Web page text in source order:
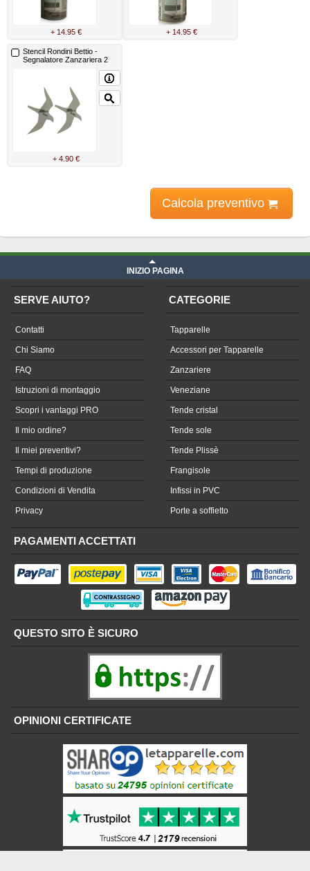
+ 14.95 € + 14.95 €
Stencil Rondini Bettio -
Segnalatore Zanzariera 2
+ 4.90 €
Calcola preventivo
INIZIO PAGINA
SERVE AIUTO?
Contatti
Chi Siamo
FAQ
Istruzioni di montaggio
Scopri i vantaggi PRO
Il mio ordine?
Il miei preventivi?
Tempi di produzione
Condizioni di Vendita
Privacy
CATEGORIE
Tapparelle
Accessori per Tapparelle
Zanzariere
Veneziane
Tende cristal
Tende sole
Tende Plissè
Frangisole
Infissi in PVC
Porte a soffietto
PAGAMENTI ACCETTATI
QUESTO SITO È SICURO
OPINIONI CERTIFICATE